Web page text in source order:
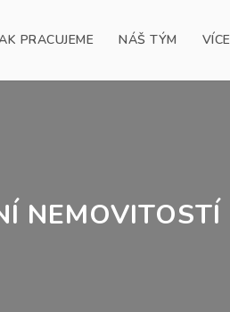
PRACUJEME NÁŠ TÝM
NEMOVITOSTÍ